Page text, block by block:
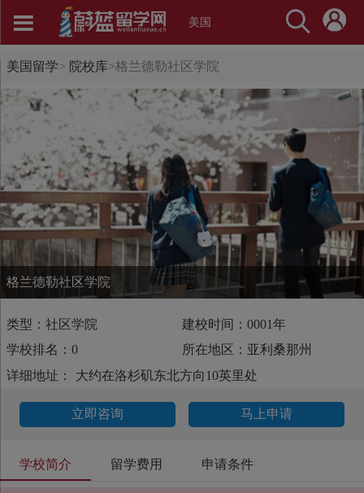
美国
美国留学> 院校库>格兰德勒社区学院
格兰德勒社区学院
类型：社区学院
建校时间：0001年
学校排名：0
所在地区：亚利桑那州
详细地址：
大约在洛杉矶东北方向10英里处
立即咨询 马上申请
学校简介 留学费用 申请条件